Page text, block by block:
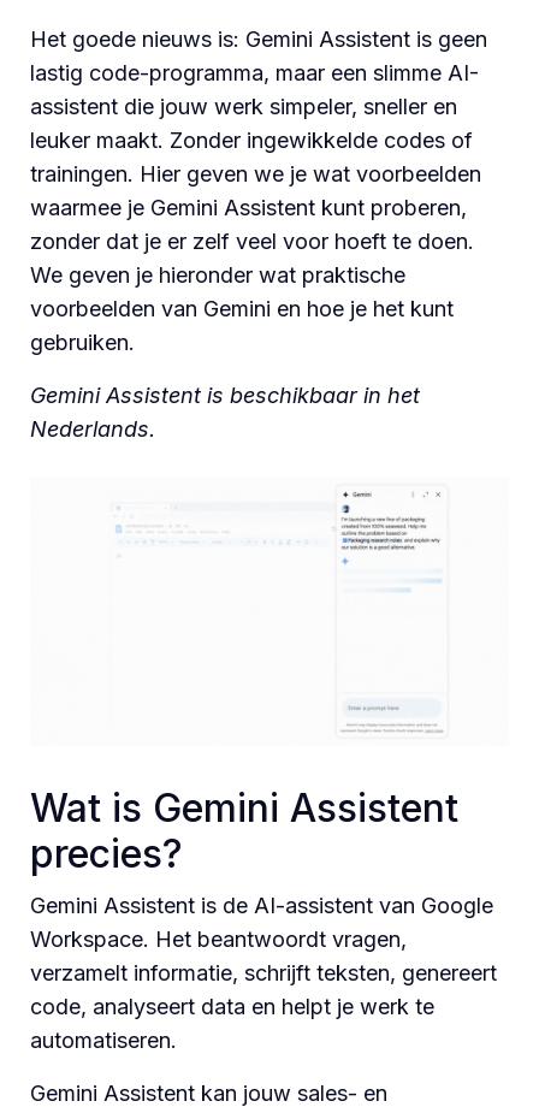
Het goede nieuws is: Gemini Assistent is geen
lastig code-programma, maar een slimme AI-
assistent die jouw werk simpeler, sneller en
leuker maakt. Zonder ingewikkelde codes of
trainingen. Hier geven we je wat voorbeelden
waarmee je Gemini Assistent kunt proberen,
zonder dat je er zelf veel voor hoeft te doen.
We geven je hieronder wat praktische
voorbeelden van Gemini en hoe je het kunt
gebruiken.
Gemini Assistent is beschikbaar in het
Nederlands.
Wat is Gemini Assistent
precies?
Gemini Assistent is de AI-assistent van Google
Workspace. Het beantwoordt vragen,
verzamelt informatie, schrijft teksten, genereert
code, analyseert data en helpt je werk te
automatiseren.
Gemini Assistent kan jouw sales- en